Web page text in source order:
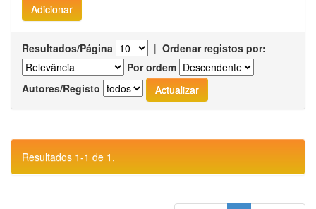
Resultados/Página | Ordenar registos por:
Por ordem
Autores/Registo
Resultados 1-1 de 1.